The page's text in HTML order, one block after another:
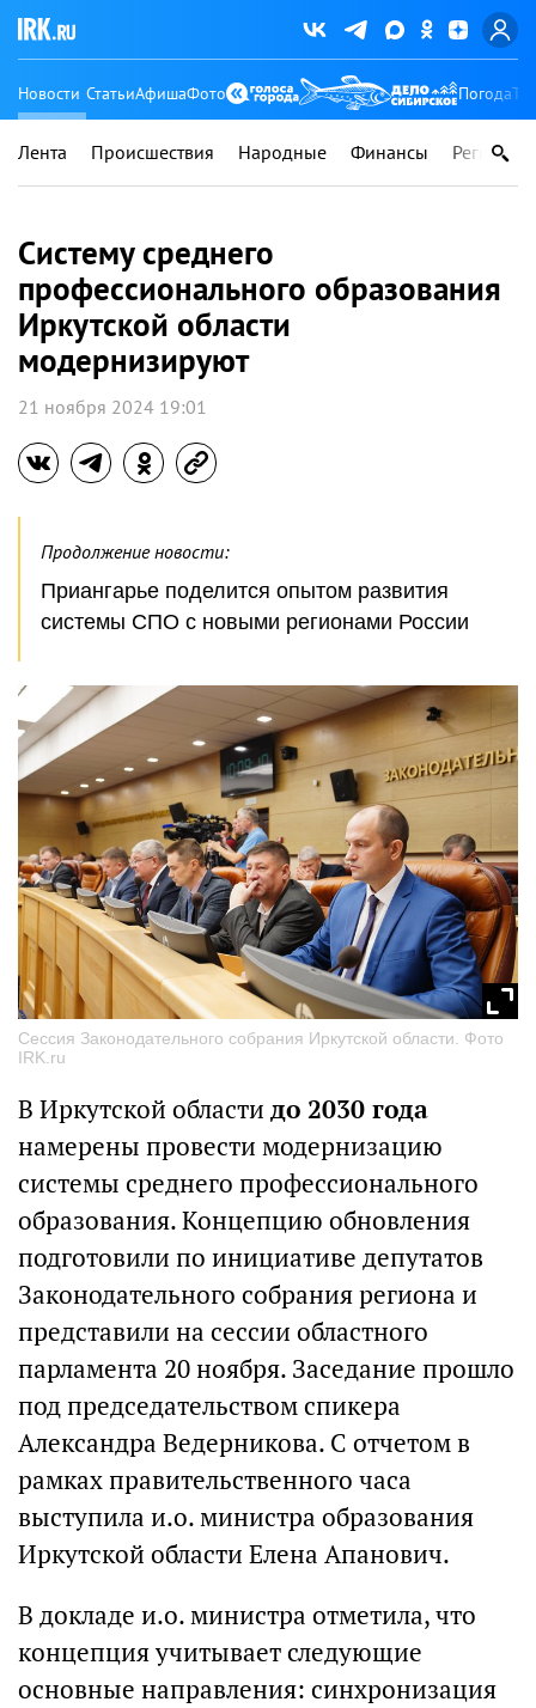
Новости СтатьиАфишаФото Погода
Лента Происшествия Народные Финансы Регионы
Систему среднего
профессионального образования
Иркутской области
модернизируют
21 ноября 2024 19:01
Продолжение новости:
Приангарье поделится опытом развития
системы СПО с новыми регионами России
Сессия Законодательного собрания Иркутской области. Фото
IRK.ru
В Иркутской области до 2030 года
намерены провести модернизацию
системы среднего профессионального
образования. Концепцию обновления
подготовили по инициативе депутатов
Законодательного собрания региона и
представили на сессии областного
парламента 20 ноября. Заседание прошло
под председательством спикера
Александра Ведерникова. С отчетом в
рамках правительственного часа
выступила и.о. министра образования
Иркутской области Елена Апанович.
В докладе и.о. министра отметила, что
концепция учитывает следующие
основные направления: синхронизация